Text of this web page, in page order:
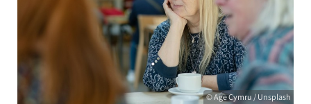
© Age Cymru / Unsplash